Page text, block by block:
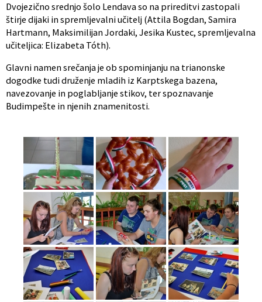
Dvojezično srednjo šolo Lendava so na prireditvi zastopali
štirje dijaki in spremljevalni učitelj (Attila Bogdan, Samira
Hartmann, Maksimilijan Jordaki, Jesika Kustec, spremljevalna
učiteljica: Elizabeta Tóth).
Glavni namen srečanja je ob spominjanju na trianonske
dogodke tudi druženje mladih iz Karptskega bazena,
navezovanje in poglabljanje stikov, ter spoznavanje
Budimpešte in njenih znamenitosti.